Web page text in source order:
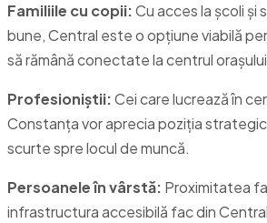
Familiile cu copii:Cu acces la școli și
bune, Central este o opțiune viabilă
să rămână conectate la centrul
Profesioniștii:Cei care lucrează în
Constanța vor aprecia poziția
scurte spre locul de muncă.
Persoanele în vârstă: Proximitatea
infrastructura accesibilă fac din